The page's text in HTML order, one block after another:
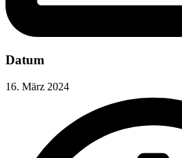
Datum
16. März 2024